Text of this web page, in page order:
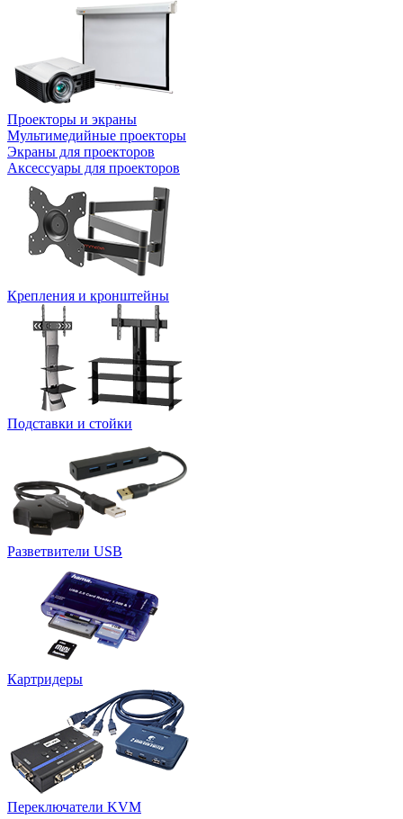
Проекторы и экраны
Мультимедийные проекторы
Экраны для проекторов
Аксессуары для проекторов
Крепления и кронштейны
Подставки и стойки
Разветвители USB
Картридеры
Переключатели KVM